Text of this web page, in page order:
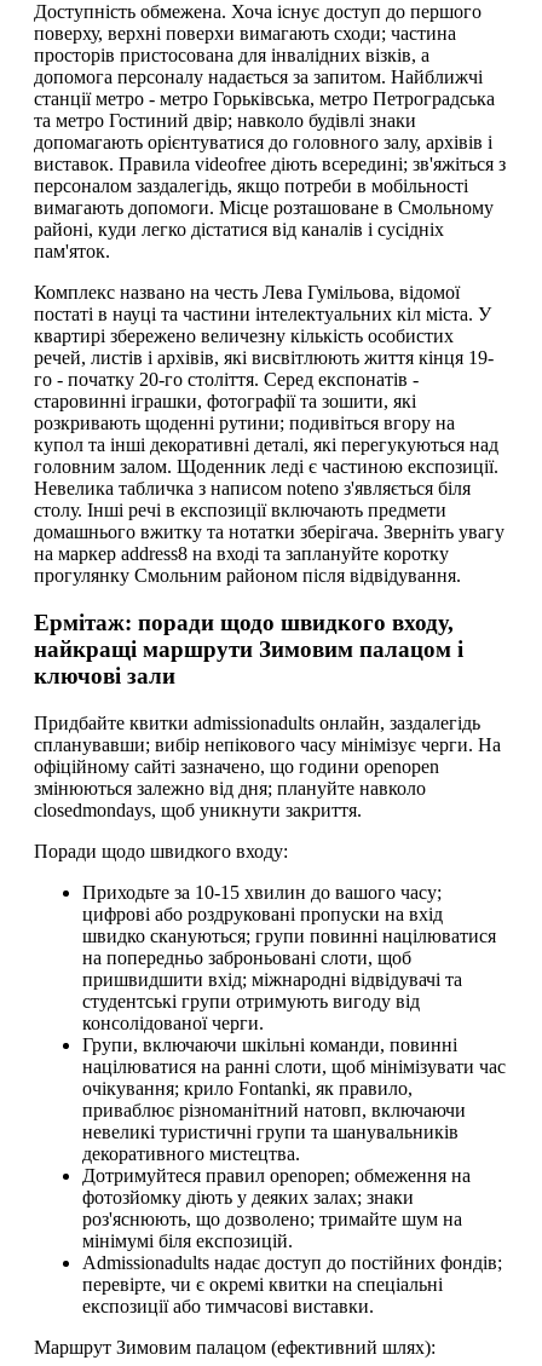
Доступність обмежена. Хоча існує доступ до першого
поверху, верхні поверхи вимагають сходи; частина
просторів пристосована для інвалідних візків, а
допомога персоналу надається за запитом. Найближчі
станції метро - метро Горьківська, метро Петроградська
та метро Гостиний двір; навколо будівлі знаки
допомагають орієнтуватися до головного залу, архівів і
виставок. Правила videofree діють всередині; зв'яжіться з
персоналом заздалегідь, якщо потреби в мобільності
вимагають допомоги. Місце розташоване в Смольному
районі, куди легко дістатися від каналів і сусідніх
пам'яток.
Комплекс названо на честь Лева Гумільова, відомої
постаті в науці та частини інтелектуальних кіл міста. У
квартирі збережено величезну кількість особистих
речей, листів і архівів, які висвітлюють життя кінця 19-
го - початку 20-го століття. Серед експонатів -
старовинні іграшки, фотографії та зошити, які
розкривають щоденні рутини; подивіться вгору на
купол та інші декоративні деталі, які перегукуються над
головним залом. Щоденник леді є частиною експозиції.
Невелика табличка з написом noteno з'являється біля
столу. Інші речі в експозиції включають предмети
домашнього вжитку та нотатки зберігача. Зверніть увагу
на маркер address8 на вході та заплануйте коротку
прогулянку Смольним районом після відвідування.
Ермітаж: поради щодо швидкого входу,
найкращі маршрути Зимовим палацом і
ключові зали
Придбайте квитки admissionadults онлайн, заздалегідь
спланувавши; вибір непікового часу мінімізує черги. На
офіційному сайті зазначено, що години openopen
змінюються залежно від дня; плануйте навколо
closedmondays, щоб уникнути закриття.
Поради щодо швидкого входу:
Приходьте за 10-15 хвилин до вашого часу;
цифрові або роздруковані пропуски на вхід
швидко скануються; групи повинні націлюватися
на попередньо заброньовані слоти, щоб
пришвидшити вхід; міжнародні відвідувачі та
студентські групи отримують вигоду від
консолідованої черги.
Групи, включаючи шкільні команди, повинні
націлюватися на ранні слоти, щоб мінімізувати час
очікування; крило Fontanki, як правило,
приваблює різноманітний натовп, включаючи
невеликі туристичні групи та шанувальників
декоративного мистецтва.
Дотримуйтеся правил openopen; обмеження на
фотозйомку діють у деяких залах; знаки
роз'яснюють, що дозволено; тримайте шум на
мінімумі біля експозицій.
Admissionadults надає доступ до постійних фондів;
перевірте, чи є окремі квитки на спеціальні
експозиції або тимчасові виставки.
Маршрут Зимовим палацом (ефективний шлях):